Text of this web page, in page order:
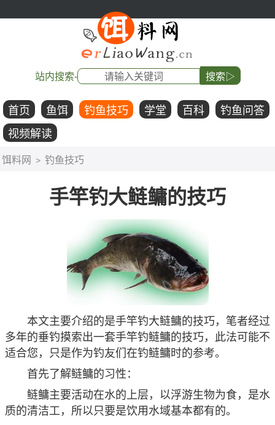
站内搜索- 搜索▷
首页 鱼饵 钓鱼技巧 学堂 百科
钓鱼问答
视频解读
饵料网 > 钓鱼技巧
手竿钓大鲢鳙的技巧
本文主要介绍的是手竿钓大鲢鳙的技巧，笔者经过
多年的垂钓摸索出一套手竿钓鲢鳙的技巧，此法可能不
适合您，只是作为钓友们在钓鲢鳙时的参考。
首先了解鲢鳙的习性：
鲢鳙主要活动在水的上层，以浮游生物为食，是水
质的清洁工，所以只要是饮用水域基本都有的。